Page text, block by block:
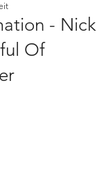
- Nick
Of